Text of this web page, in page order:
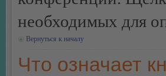
необходимых для
Вернуться к началу
Что означает